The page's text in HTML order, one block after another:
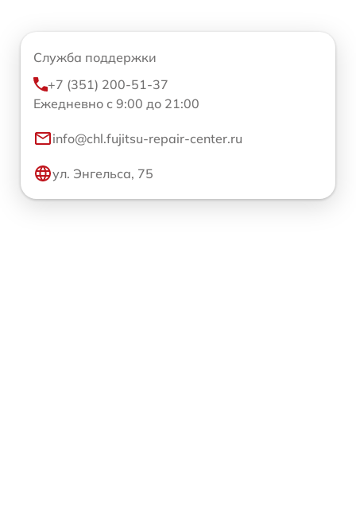
Служба поддержки
+7 (351) 200-51-37
Ежедневно с 9:00 до 21:00
info@chl.fujitsu-repair-center.ru
ул. Энгельса, 75